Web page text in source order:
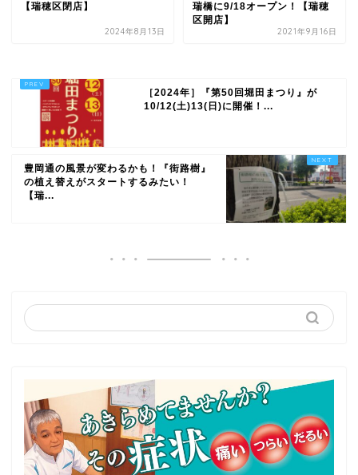
【瑞穂区閉店】
2024年8月13日
瑞橋に9/18オープン！【瑞穂
区開店】
2021年9月16日
［2024年］『第50回堀田まつり』が
10/12(土)13(日)に開催！...
豊岡通の風景が変わるかも！『街路樹』
の植え替えがスタートするみたい！
【瑞...